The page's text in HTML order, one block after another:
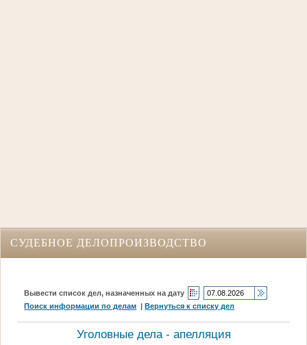
СУДЕБНОЕ ДЕЛОПРОИЗВОДСТВО
Вывести список дел, назначенных на дату
Поиск информации по делам |Вернуться к списку дел
Уголовные дела - апелляция